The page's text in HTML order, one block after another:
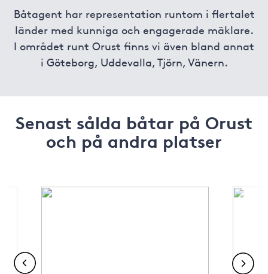
Båtagent har representation runtom i flertalet
länder med kunniga och engagerade mäklare.
I området runt Orust finns vi även bland annat
i Göteborg, Uddevalla, Tjörn, Vänern.
Senast sålda båtar på Orust
och på andra platser